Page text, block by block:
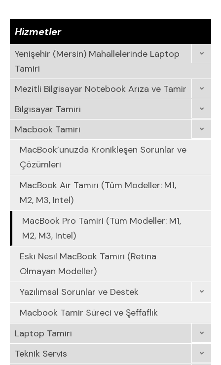
Hizmetler
Yenişehir (Mersin) Mahallelerinde Laptop
Tamiri
Mezitli Bilgisayar Notebook Arıza ve Tamir
Bilgisayar Tamiri
Macbook Tamiri
MacBook’unuzda Kronikleşen Sorunlar ve
Çözümleri
MacBook Air Tamiri (Tüm Modeller: M1,
M2, M3, Intel)
MacBook Pro Tamiri (Tüm Modeller: M1,
M2, M3, Intel)
Eski Nesil MacBook Tamiri (Retina
Olmayan Modeller)
Yazılımsal Sorunlar ve Destek
Macbook Tamir Süreci ve Şeffaflık
Laptop Tamiri
Teknik Servis